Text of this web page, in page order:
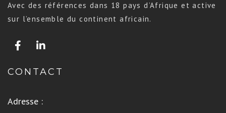
Avec des références dans 18 pays d’Afrique et active
sur l’ensemble du continent africain.
CONTACT
Adresse :